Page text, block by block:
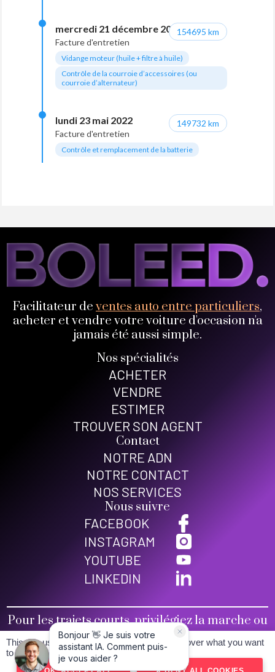
mercredi 21 décembre 2022
Facture d'entretien
Vidange moteur (huile + filtre à huile)
Contrôle de la courroie d’accessoires (ou
courroie d’alternateur)
154695 km
lundi 23 mai 2022
Facture d'entretien
Contrôle et remplacement de la batterie
149732 km
Facilitateur deventes auto entre particuliers,
acheter et vendre votre voiture d'occasion n'a
jamais été aussi simple.
Nos spécialités
ACHETER
VENDRE
ESTIMER
TROUVER SON AGENT
Contact
NOTRE ADN
NOTRE CONTACT
NOS SERVICES
Nous suivre
FACEBOOK
INSTAGRAM
YOUTUBE
LINKEDIN
Pour les trajets courts, privilégiez la marche ou
le vélo
Conditions générales de vente
Mentions légales
This site uses cookies and gives you control over what you want
to activate